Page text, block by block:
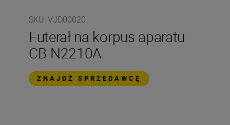
SKU: VJD00020
Futerał na korpus aparatu
CB-N2210A
ZNAJDŹ SPRZEDAWCĘ